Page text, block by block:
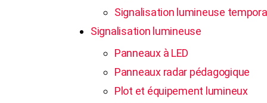
Signalisation lumineuse
Signalisation lumineuse
Panneaux à LED
Panneaux radar pédagogique
Plot et équipement lumineux